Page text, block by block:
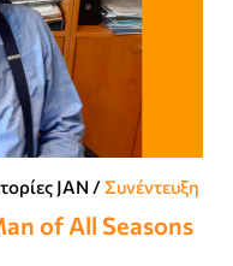
JΑΝ /Συνέντευξη
of All Seasons